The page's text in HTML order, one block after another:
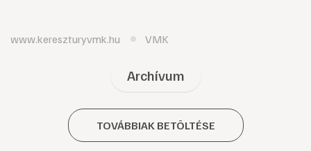
www.kereszturyvmk.hu VMK
Archívum
TOVÁBBIAK BETÖLTÉSE